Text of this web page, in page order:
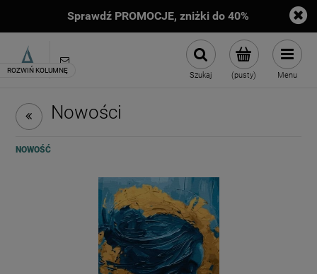
DARMOWA DOSTAWA od 149zł
(pusty)
Szukaj Menu
Nowości
NOWOŚĆ